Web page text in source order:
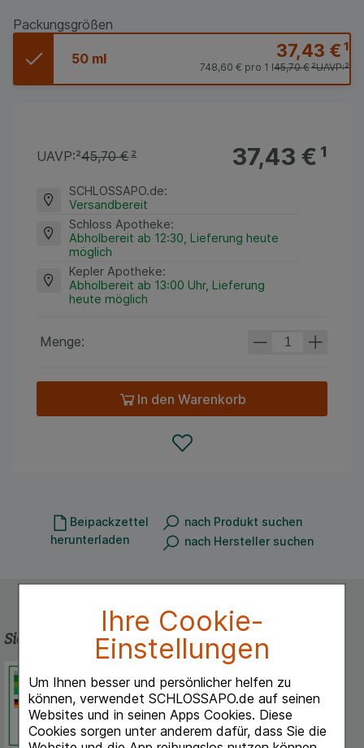
Ihre Cookie-
Einstellungen
Um Ihnen besser und persönlicher helfen zu
können, verwendet SCHLOSSAPO.de auf seinen
Websites und in seinen Apps Cookies. Diese
Cookies sorgen unter anderem dafür, dass Sie die
Packungsgrößen
50 ml 37,43 €¹
UAVP:²
45,70 €²
748,60 € pro 1 l
37,43 €¹
UAVP:²45,70 €²
SCHLOSSAPO.de:
Versandbereit
Schloss Apotheke:
Abholbereit ab 12:30, Lieferung heute
möglich
Kepler Apotheke:
Abholbereit ab 13:00 Uhr, Lieferung
heute möglich
Menge:
In den Warenkorb
Beipackzettel
herunterladen
nach Produkt suchen
nach Hersteller suchen
Sicherheit und Qualität
Deutschen Institut für Medizinische
Dokumentation und Information.